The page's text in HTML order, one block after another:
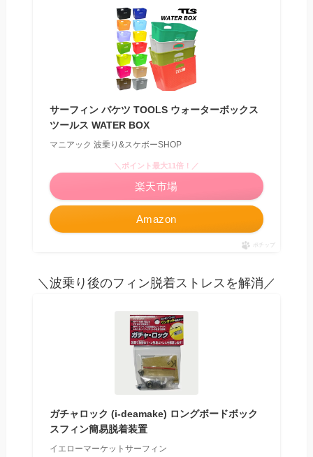
サーフィン バケツ TOOLS ウォーターボックス
ツールス WATER BOX
マニアック 波乗り&スケボーSHOP
Amazon
＼ポイント最大11倍！／
楽天市場
ポチップ
＼波乗り後のフィン脱着ストレスを解消／
ガチャロック (i-deamake) ロングボードボック
スフィン簡易脱着装置
イエローマーケットサーフィン